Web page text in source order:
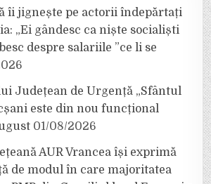
îi jignește pe actorii îndepărtați
„Ei gândesc ca niște socialiști
despre salariile ”ce li se
Județean de Urgență „Sfântul
este din nou funcțional
01/08/2026
AUR Vrancea își exprimă
de modul în care majoritatea